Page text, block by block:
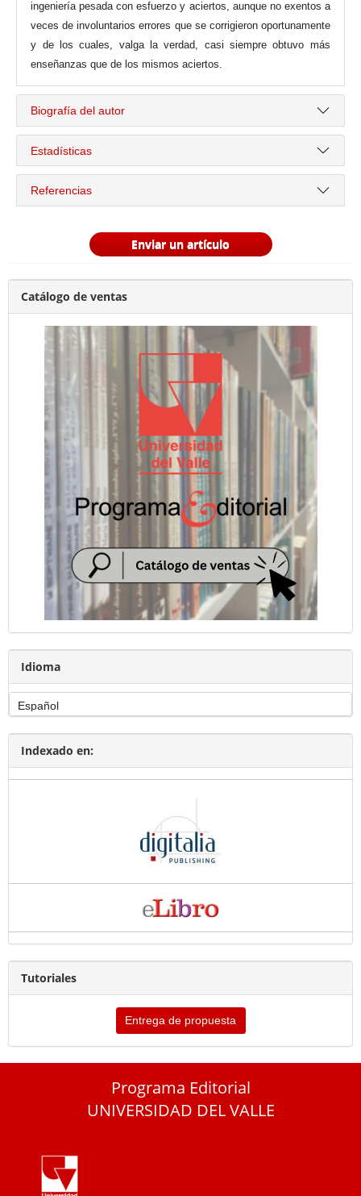
ingeniería pesada con esfuerzo y aciertos, aunque no exentos a
veces de involuntarios errores que se corrigieron oportunamente
y de los cuales, valga la verdad, casi siempre obtuvo más
enseñanzas que de los mismos aciertos.
Biografía del autor
Estadísticas
Referencias
Enviar un artículo
Catálogo de ventas
Idioma
Indexado en:
Tutoriales
Entrega de propuesta
Programa Editorial
UNIVERSIDAD DEL VALLE